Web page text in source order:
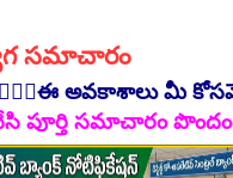
సమాచారం
అవకాశాలు మీ
చేసి పూర్తి సమాచారం